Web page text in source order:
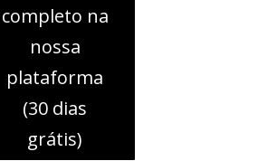
completo na
nossa
plataforma
(30 dias
grátis)